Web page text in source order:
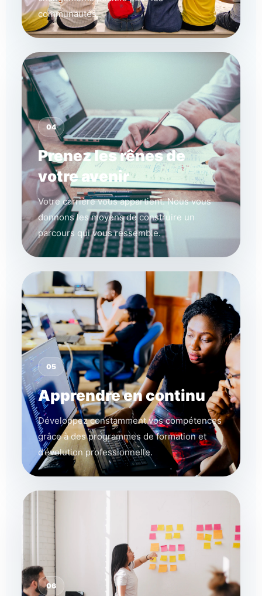
communautés.
04
Prenez les rênes de
votre avenir
Votre carrière vous appartient. Nous vous
donnons les moyens de construire un
parcours qui vous ressemble.
05
Apprendre en continu
Développez constamment vos compétences
grâce à des programmes de formation et
d’évolution professionnelle.
06